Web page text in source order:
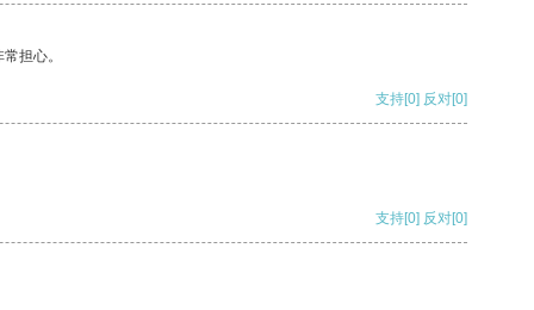
担心。
支持[0] 反对[0]
支持[0] 反对[0]